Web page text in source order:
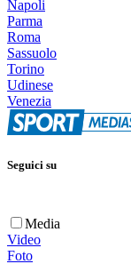
Napoli
Parma
Roma
Sassuolo
Torino
Udinese
Venezia
Seguici su
Media
Video
Foto